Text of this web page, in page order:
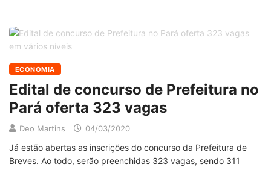
ECONOMIA
Edital de concurso de Prefeitura no
Pará oferta 323 vagas
Deo Martins 04/03/2020
Já estão abertas as inscrições do concurso da Prefeitura de
Breves. Ao todo, serão preenchidas 323 vagas, sendo 311